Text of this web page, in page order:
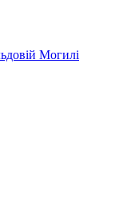
Могилі